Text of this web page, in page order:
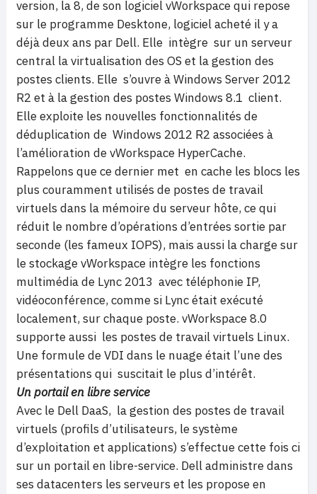
version, la 8, de son logiciel vWorkspace qui repose
sur le programme Desktone, logiciel acheté il y a
déjà deux ans par Dell. Elle intègre sur un serveur
central la virtualisation des OS et la gestion des
postes clients. Elle s’ouvre à Windows Server 2012
R2 et à la gestion des postes Windows 8.1 client.
Elle exploite les nouvelles fonctionnalités de
déduplication de Windows 2012 R2 associées à
l’amélioration de vWorkspace HyperCache.
Rappelons que ce dernier met en cache les blocs les
plus couramment utilisés de postes de travail
virtuels dans la mémoire du serveur hôte, ce qui
réduit le nombre d’opérations d’entrées sortie par
seconde (les fameux IOPS), mais aussi la charge sur
le stockage vWorkspace intègre les fonctions
multimédia de Lync 2013 avec téléphonie IP,
vidéoconférence, comme si Lync était exécuté
localement, sur chaque poste. vWorkspace 8.0
supporte aussi les postes de travail virtuels Linux.
Une formule de VDI dans le nuage était l’une des
présentations qui suscitait le plus d’intérêt.
Un portail en libre service
Avec le Dell DaaS, la gestion des postes de travail
virtuels (profils d’utilisateurs, le système
d’exploitation et applications) s’effectue cette fois ci
sur un portail en libre-service. Dell administre dans
ses datacenters les serveurs et les propose en